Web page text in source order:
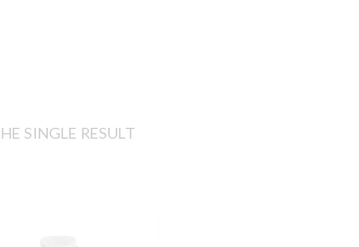
SINGLE RESULT